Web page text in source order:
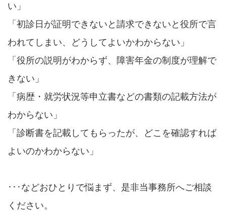
い」
「初診日が証明できないと請求できないと役所で言
われてしまい、どうしてよいかわからない」
「役所の説明がわからず、障害年金の制度が理解で
きない」
「病歴・就労状況等申立書などの書類の記載方法が
わからない」
「診断書を記載してもらったが、どこを確認すれば
よいのかわからない」
･･･などおひとりで悩まず、是非当事務所へご相談
ください。